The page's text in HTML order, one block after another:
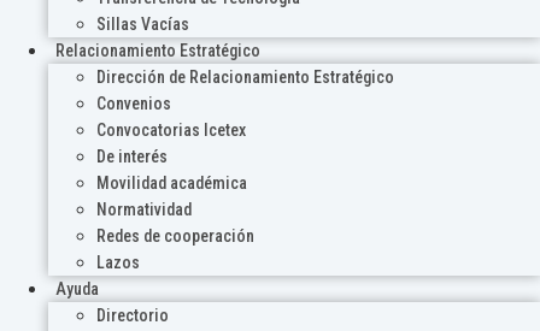
Sillas Vacías
Relacionamiento Estratégico
Dirección de Relacionamiento Estratégico
Convenios
Convocatorias Icetex
De interés
Movilidad académica
Normatividad
Redes de cooperación
Lazos
Ayuda
Directorio